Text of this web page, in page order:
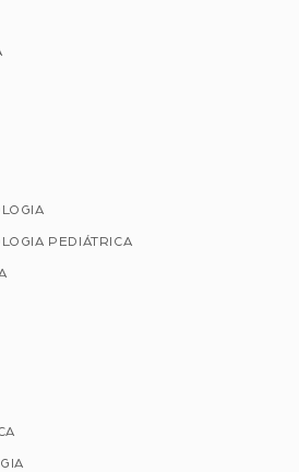
PEDIÁTRICA